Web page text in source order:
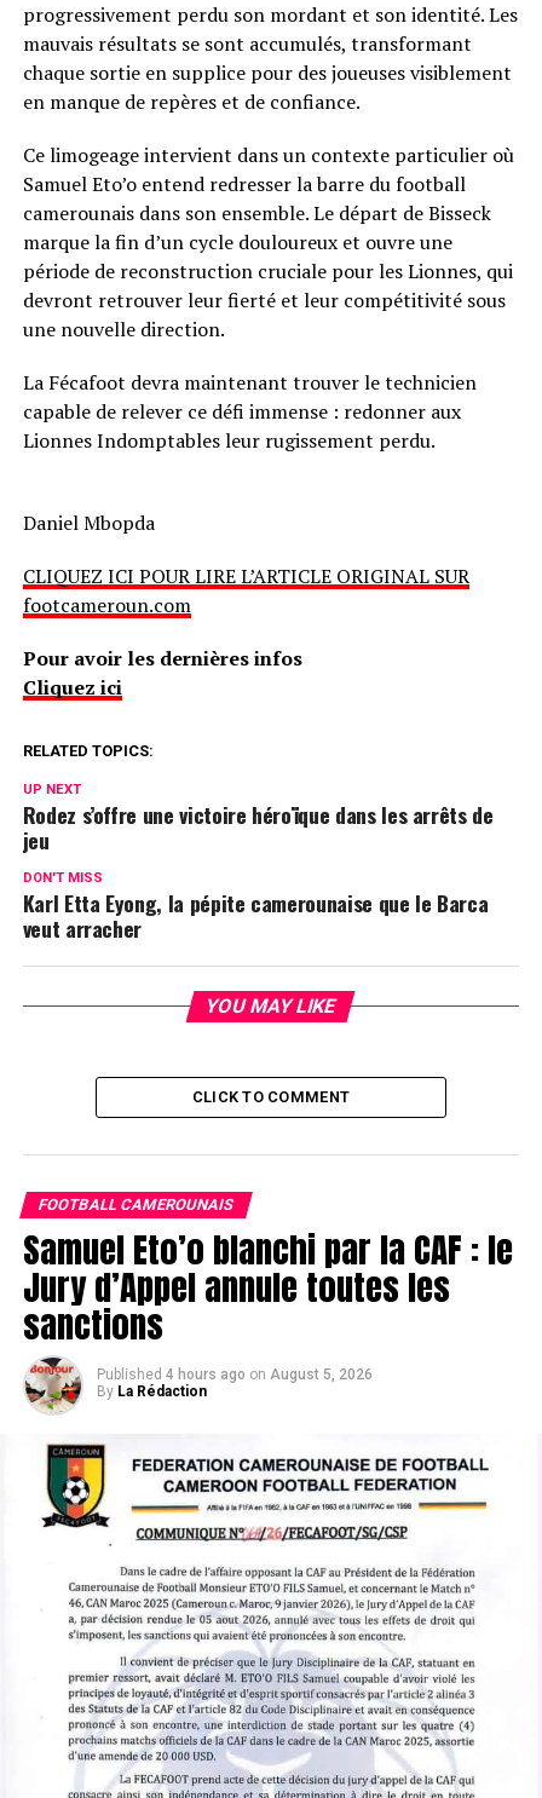
progressivement perdu son mordant et son identité. Les
mauvais résultats se sont accumulés, transformant
chaque sortie en supplice pour des joueuses visiblement
en manque de repères et de confiance.
Ce limogeage intervient dans un contexte particulier où
Samuel Eto’o entend redresser la barre du football
camerounais dans son ensemble. Le départ de Bisseck
marque la fin d’un cycle douloureux et ouvre une
période de reconstruction cruciale pour les Lionnes, qui
devront retrouver leur fierté et leur compétitivité sous
une nouvelle direction.
La Fécafoot devra maintenant trouver le technicien
capable de relever ce défi immense : redonner aux
Lionnes Indomptables leur rugissement perdu.
Daniel Mbopda
CLIQUEZ ICI POUR LIRE L’ARTICLE ORIGINAL SUR
footcameroun.com
Pour avoir les dernières infos
Cliquez ici
RELATED TOPICS:
UP NEXT
Rodez s’offre une victoire héroïque dans les arrêts de
jeu
DON'T MISS
Karl Etta Eyong, la pépite camerounaise que le Barca
veut arracher
YOU MAY LIKE
CLICK TO COMMENT
FOOTBALL CAMEROUNAIS
Samuel Eto’o blanchi par la CAF : le
Jury d’Appel annule toutes les
sanctions
Published 4 hours ago on August 5, 2026
By La Rédaction